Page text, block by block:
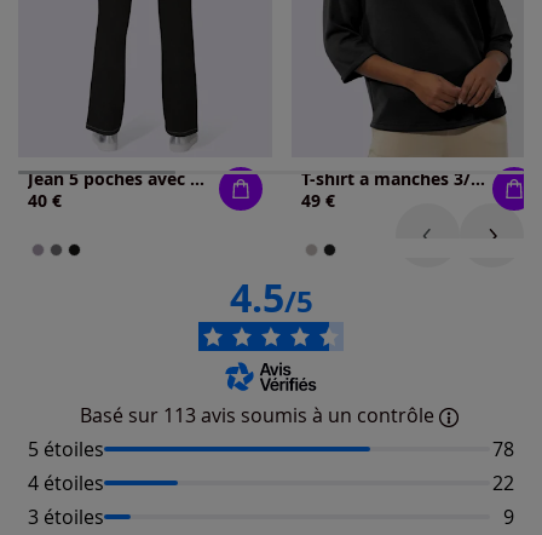
Jean 5 poches avec broderie et applications métalliques
40 €
T-shirt à manches 3/4 50% modal
49 €
4.5/5
Basé sur 113 avis soumis à un contrôle
5 étoiles
78
4 étoiles
22
3 étoiles
9